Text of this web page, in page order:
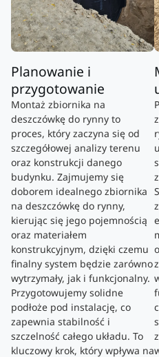
Planowanie i
przygotowanie
Montaż zbiornika na
deszczówkę do rynny to
proces, który zaczyna się od
szczegółowej analizy terenu
oraz konstrukcji danego
budynku. Zajmujemy się
doborem idealnego zbiornika
na deszczówkę do rynny,
kierując się jego pojemnością
oraz materiałem
konstrukcyjnym, dzięki czemu
finalny system będzie zarówno
wytrzymały, jak i funkcjonalny.
Przygotowujemy solidne
podłoże pod instalację, co
zapewnia stabilność i
szczelność całego układu. To
kluczowy krok, który wpływa na